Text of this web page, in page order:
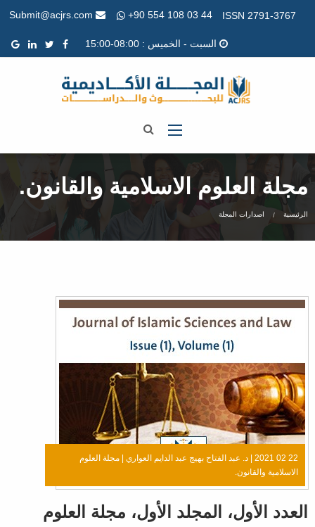
ISSN 2791-3767
+90 554 108 03 44
السبت - الخميس : 08:00-15:00
مجلة العلوم الاسلامية والقانون.
الرئيسية اصدارات المجلة
22 02 2021 | د. عبد الفتاح بهيج عبد الدايم العواري
مجلة العلوم
الاسلامية والقانون.
العدد الأول، المجلد الأول، مجلة العلوم